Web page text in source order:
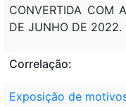
CONVERTIDA COM
DE JUNHO DE 2022.
Correlação:
Exposição de